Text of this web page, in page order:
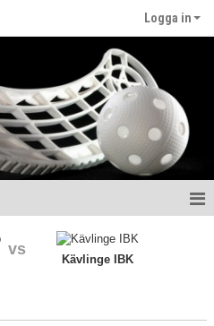
Logga in
vs
Kävlinge IBK